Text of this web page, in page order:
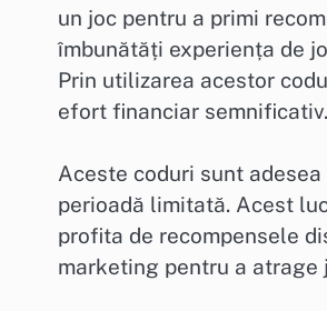
un joc pentru a primi
îmbunătăți experiența de
Prin utilizarea acestor
efort financiar semnificativ.
Aceste coduri sunt
perioadă limitată. Acest
profita de recompensele
marketing pentru a atrage